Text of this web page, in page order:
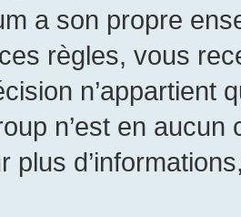
a son propre
règles, vous
n’appartient
n’est en
plus